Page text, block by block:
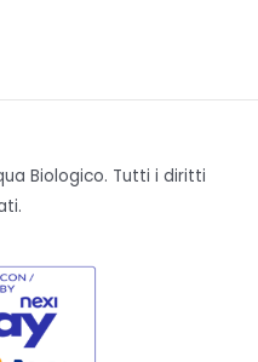
Biologico. Tutti i diritti